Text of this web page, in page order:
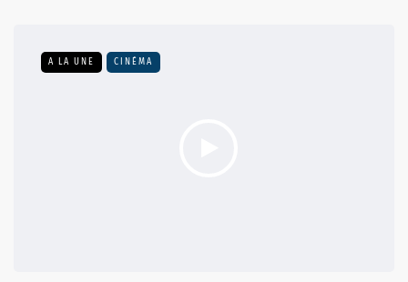
A LA UNE CINÉMA